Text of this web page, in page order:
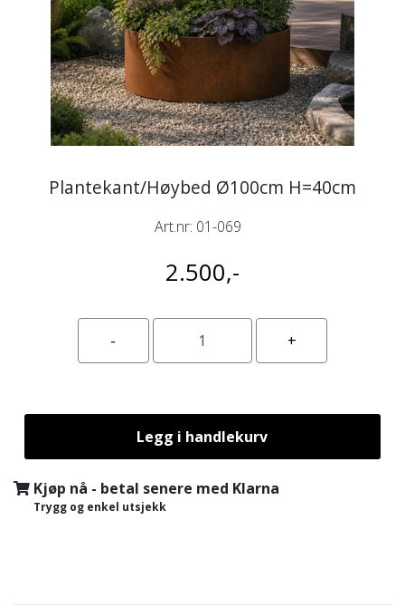
Plantekant/Høybed Ø100cm H=40cm
Art.nr: 01-069
2.500,-
Legg i handlekurv
Kjøp nå - betal senere med Klarna
Trygg og enkel utsjekk